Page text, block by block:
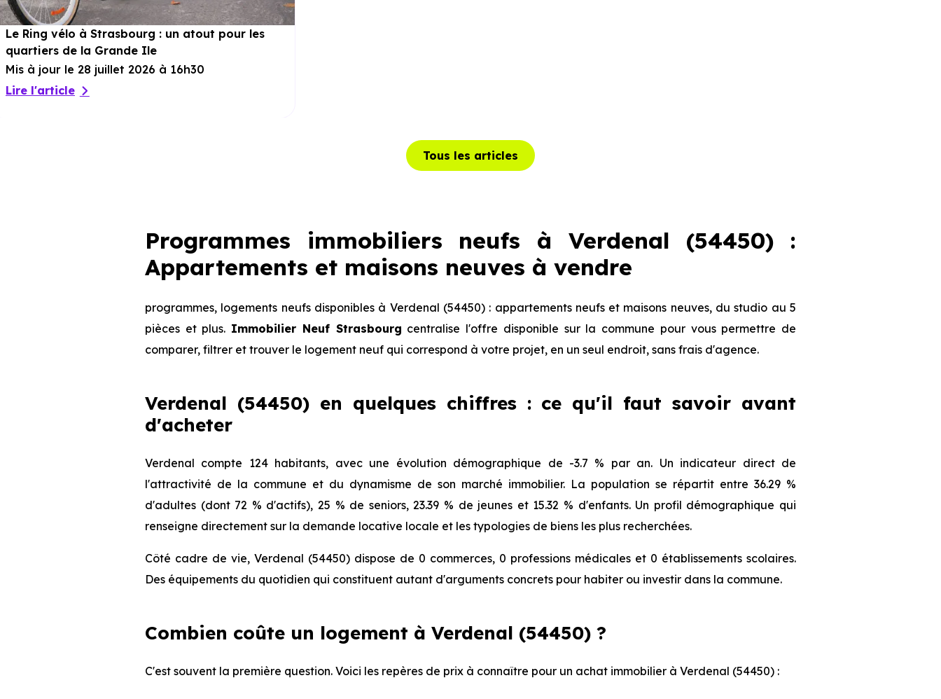
Le Ring vélo à Strasbourg : un atout pour les
quartiers de la Grande Ile
Mis à jour le 28 juillet 2026 à 16h30
Lire l'article
Tous les articles
Programmes immobiliers neufs à Verdenal (54450) :
Appartements et maisons neuves à vendre
programmes, logements neufs disponibles à Verdenal (54450) : appartements neufs et maisons neuves, du studio au 5
pièces et plus. Immobilier Neuf Strasbourg centralise l'offre disponible sur la commune pour vous permettre de
comparer, filtrer et trouver le logement neuf qui correspond à votre projet, en un seul endroit, sans frais d'agence.
Verdenal (54450) en quelques chiffres : ce qu'il faut savoir avant
d'acheter
Verdenal compte 124 habitants, avec une évolution démographique de -3.7 % par an. Un indicateur direct de
l'attractivité de la commune et du dynamisme de son marché immobilier. La population se répartit entre 36.29 %
d'adultes (dont 72 % d'actifs), 25 % de seniors, 23.39 % de jeunes et 15.32 % d'enfants. Un profil démographique qui
renseigne directement sur la demande locative locale et les typologies de biens les plus recherchées.
Côté cadre de vie, Verdenal (54450) dispose de 0 commerces, 0 professions médicales et 0 établissements scolaires.
Des équipements du quotidien qui constituent autant d'arguments concrets pour habiter ou investir dans la commune.
Combien coûte un logement à Verdenal (54450) ?
C'est souvent la première question. Voici les repères de prix à connaître pour un achat immobilier à Verdenal (54450) :